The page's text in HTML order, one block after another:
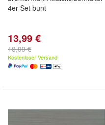
4er-Set bunt
13,99 €
18,99 €
Kostenloser Versand